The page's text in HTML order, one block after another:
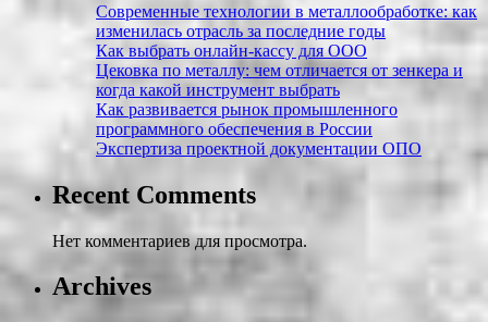
Современные технологии в металлообработке: как
изменилась отрасль за последние годы
Как выбрать онлайн-кассу для ООО
Цековка по металлу: чем отличается от зенкера и
когда какой инструмент выбрать
Как развивается рынок промышленного
программного обеспечения в России
Экспертиза проектной документации ОПО
Recent Comments
Нет комментариев для просмотра.
Archives